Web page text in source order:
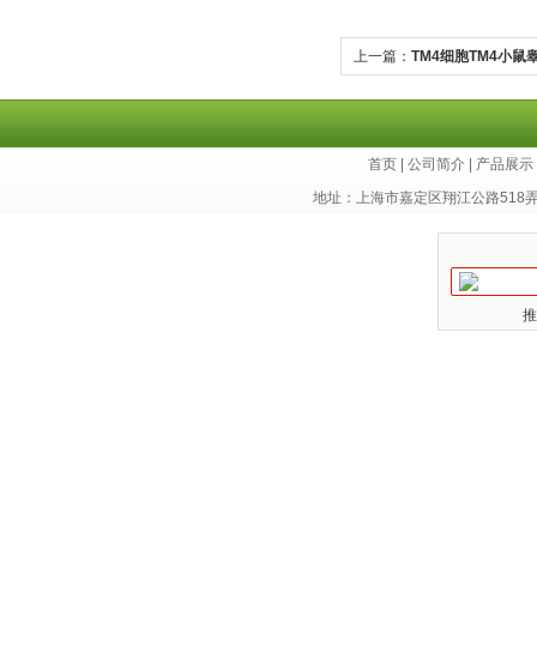
上一篇： TM4细胞TM4小鼠
首页 公司简介 产品展示
地址：上海市嘉定区翔江公路518